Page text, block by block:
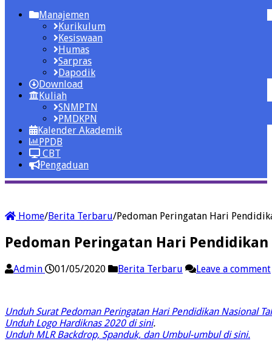
Manajemen
Kurikulum
Kesiswaan
Humas
Sarpras
Dapodik
Download
Kuliah
SNMPTN
PMDKPN
Kalender Akademik
PPDB
CBT
Pengaduan
Home/Berita Terbaru/Pedoman Peringatan Hari
Pedoman Peringatan Hari
Admin 01/05/2020 Berita Terbaru Leave a comment
Unduh Surat Pedoman Peringatan Hari Pendidikan Nasional
Unduh Logo Hardiknas 2020 di sini.
Unduh MLR Backdrop, Spanduk, dan Umbul-umbul di sini.